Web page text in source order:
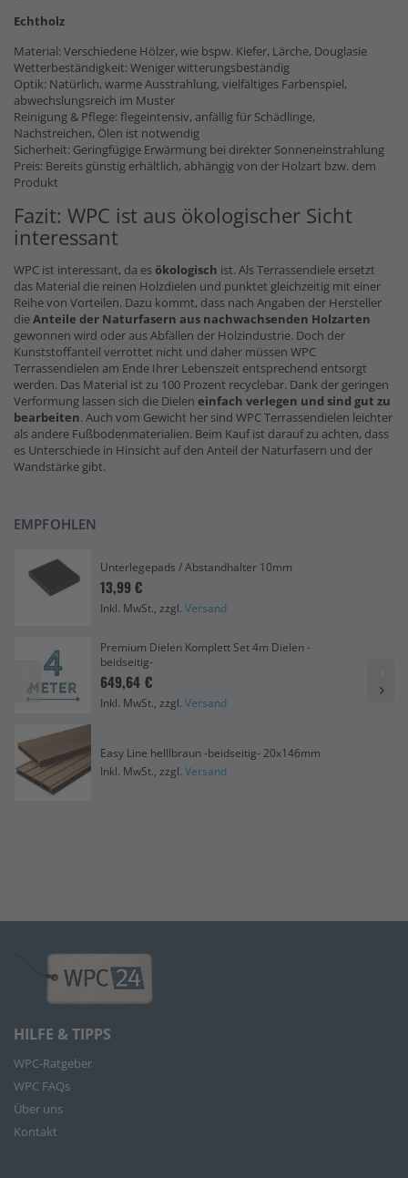
Echtholz
Material: Verschiedene Hölzer, wie bspw. Kiefer, Lärche, Douglasie
Wetterbeständigkeit: Weniger witterungsbeständig
Optik: Natürlich, warme Ausstrahlung, vielfältiges Farbenspiel,
abwechslungsreich im Muster
Reinigung & Pflege: flegeintensiv, anfällig für Schädlinge,
Nachstreichen, Ölen ist notwendig
Sicherheit: Geringfügige Erwärmung bei direkter Sonneneinstrahlung
Preis: Bereits günstig erhältlich, abhängig von der Holzart bzw. dem
Produkt
Fazit: WPC ist aus ökologischer Sicht
interessant
WPC ist interessant, da esökologisch ist. Als Terrassendiele ersetzt
das Material die reinen Holzdielen und punktet gleichzeitig mit einer
Reihe von Vorteilen. Dazu kommt, dass nach Angaben der Hersteller
dieAnteile der Naturfasern aus nachwachsenden Holzarten
gewonnen wird oder aus Abfällen der Holzindustrie. Doch der
Kunststoffanteil verrottet nicht und daher müssen WPC
Terrassendielen am Ende Ihrer Lebenszeit entsprechend entsorgt
werden. Das Material ist zu 100 Prozent recyclebar. Dank der geringen
Verformung lassen sich die Dielen einfach verlegen und sind gut zu
bearbeiten. Auch vom Gewicht her sind WPC Terrassendielen leichter
als andere Fußbodenmaterialien. Beim Kauf ist darauf zu achten, dass
es Unterschiede in Hinsicht auf den Anteil der Naturfasern und der
Wandstärke gibt.
EMPFOHLEN
Unterlegepads / Abstandhalter 10mm
13,99 €
Inkl. MwSt., zzgl. Versand
Premium Dielen Komplett Set 4m Dielen -
beidseitig-
649,64 €
Inkl. MwSt., zzgl. Versand
Easy Line helllbraun -beidseitig- 20x146mm
Inkl. MwSt., zzgl. Versand
HILFE & TIPPS
WPC-Ratgeber
WPC FAQs
Über uns
Kontakt